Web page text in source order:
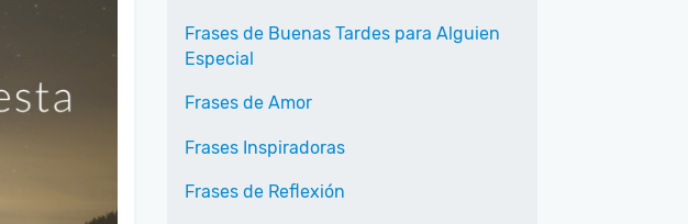
Frases de Buenas Tardes para Alguien
Especial
Frases de Amor
Frases Inspiradoras
Frases de Reflexión